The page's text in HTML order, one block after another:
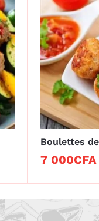
Boulettes
7 000CFA
7 000CFA